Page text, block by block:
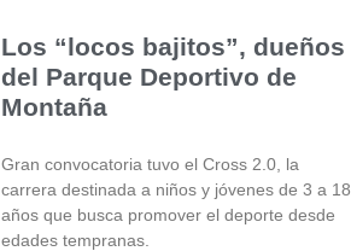
Los “locos bajitos”, dueños
del Parque Deportivo de
Montaña
Gran convocatoria tuvo el Cross 2.0, la
carrera destinada a niños y jóvenes de 3 a 18
años que busca promover el deporte desde
edades tempranas.